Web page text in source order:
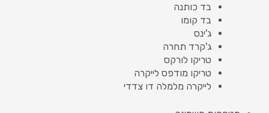
בד כותנה
בד קומו
ג'ינס
ג'קרד תחרה
טריקו לורקס
טריקו מודפס לייקרה
לייקרה מלמלה דו צדדי